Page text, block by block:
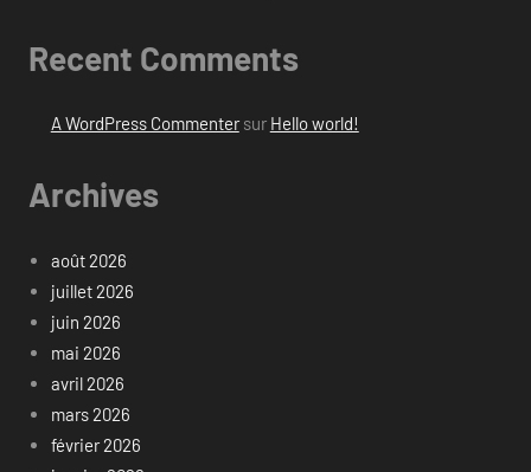
Recent Comments
A WordPress Commentersur Hello world!
Archives
août 2026
juillet 2026
juin 2026
mai 2026
avril 2026
mars 2026
février 2026